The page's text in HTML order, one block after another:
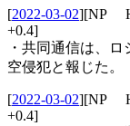
[2022-03-02][NP
+0.4]
・共同通信は、
空侵犯と報じた。
[2022-03-02][NP
+0.4]